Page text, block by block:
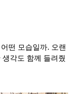
떤 모습일까. 오랜
각도 함께 들려줬